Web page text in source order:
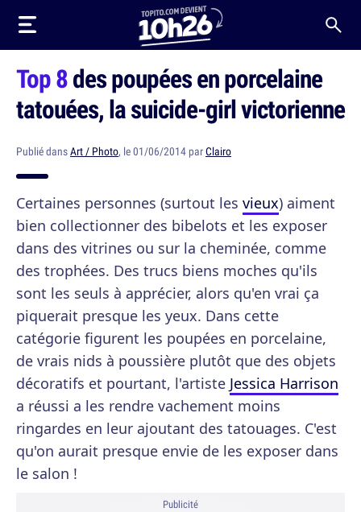
Top 8des poupées en porcelaine
tatouées, la suicide-girl victorienne
Publié dansArt / Photo, le 01/06/2014 parClairo
Certaines personnes (surtout les vieux) aiment
bien collectionner des bibelots et les exposer
dans des vitrines ou sur la cheminée, comme
des trophées. Des trucs biens moches qu'ils
sont les seuls à apprécier, alors qu'en vrai ça
piquerait presque les yeux. Dans cette
catégorie figurent les poupées en porcelaine,
de vrais nids à poussière plutôt que des objets
décoratifs et pourtant, l'artiste Jessica Harrison
a réussi a les rendre vachement moins
ringardes en leur ajoutant des tatouages. C'est
qu'on aurait presque envie de les exposer dans
le salon !
Publicité